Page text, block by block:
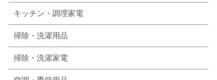
キッチン・調理家電
掃除・洗濯用品
掃除・洗濯家電